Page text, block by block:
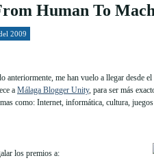
Human To
2009
anteriormente, me han vuelo a llegar desde
a Málaga Blogger Unity, para ser más
como: Internet, informática, cultura,
los premios a: